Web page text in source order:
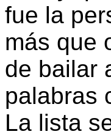
fue la
más que
de bailar
palabras
La lista